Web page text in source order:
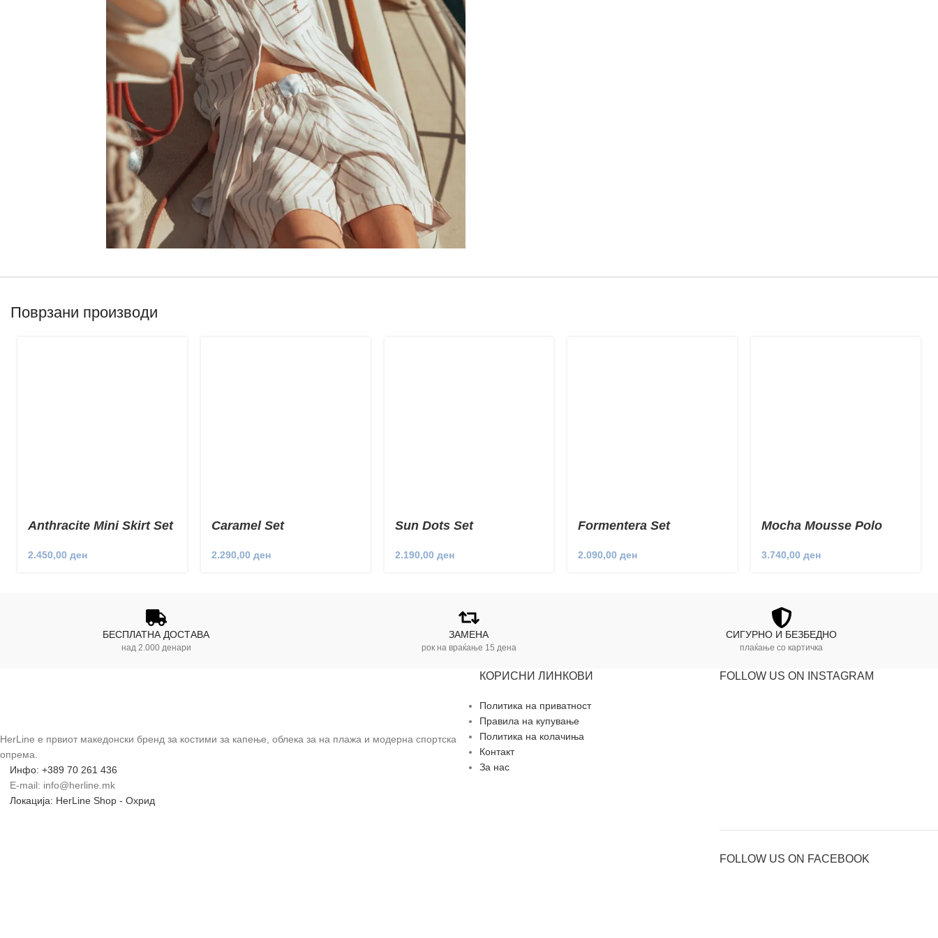
Поврзани производи
Anthracite Mini Skirt Set
2.450,00 ден
Caramel Set
2.290,00 ден
Sun Dots Set
2.190,00 ден
Formentera Set
2.090,00ден
Mocha Mousse Polo
3.740,00ден
БЕСПЛАТНА ДОСТАВА
над 2.000 денари
ЗАМЕНА
рок на враќање 15 дена
СИГУРНО И БЕЗБЕДНО
плаќање со картичка
HerLine е првиот македонски бренд за костими за капење, облека за на плажа и модерна спортска
опрема.
Инфо: +389 70 261 436
E-mail: info@herline.mk
Локација: HerLine Shop - Охрид
КОРИСНИ ЛИНКОВИ
Политика на приватност
Правила на купување
Политика на колачиња
Контакт
За нас
FOLLOW US ON INSTAGRAM
FOLLOW US ON FACEBOOK